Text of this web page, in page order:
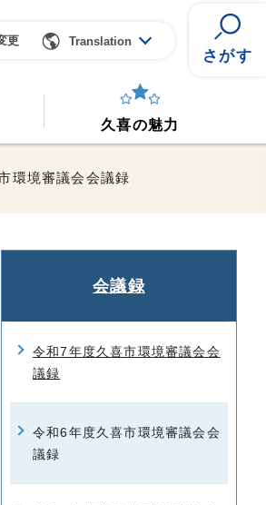
更 Translation
さがす
久喜の魅力
環境審議会会議録
会議録
令和7年度久喜市環境審議会会
議録
令和6年度久喜市環境審議会会
議録